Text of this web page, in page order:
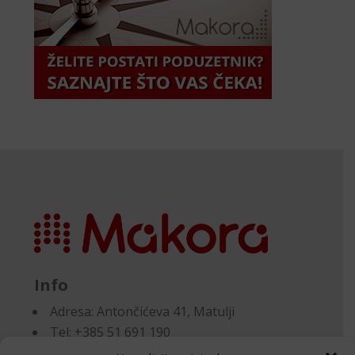
Info
Adresa:Antončićeva 41, Matulji
Tel: +385 51 691 190